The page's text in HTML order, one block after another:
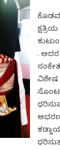
ಕ್ಷತ್ರಿಯ
. ಅದರ
ವಿಶೇಷ